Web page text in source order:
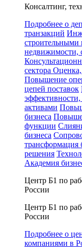
Консалтинг,
Подробнее о
транзакций
строительными
недвижимости,
сектора Оценка,
Повышение
цепей поставок
активами
бизнеса
функции
бизнеса
трансформация
решения
Академия
Центр Б1 по
России
Центр Б1 по
России
Подробнее о
компаниями в